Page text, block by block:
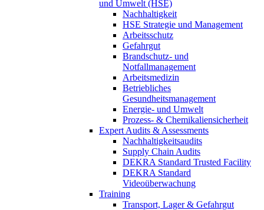
und Umwelt (HSE)
Nachhaltigkeit
HSE Strategie und Management
Arbeitsschutz
Gefahrgut
Brandschutz- und
Notfallmanagement
Arbeitsmedizin
Betriebliches
Gesundheitsmanagement
Energie- und Umwelt
Prozess- & Chemikaliensicherheit
Expert Audits & Assessments
Nachhaltigkeitsaudits
Supply Chain Audits
DEKRA Standard Trusted Facility
DEKRA Standard
Videoüberwachung
Training
Transport, Lager & Gefahrgut